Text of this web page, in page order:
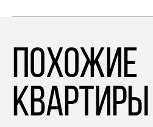
похожие
квартиры